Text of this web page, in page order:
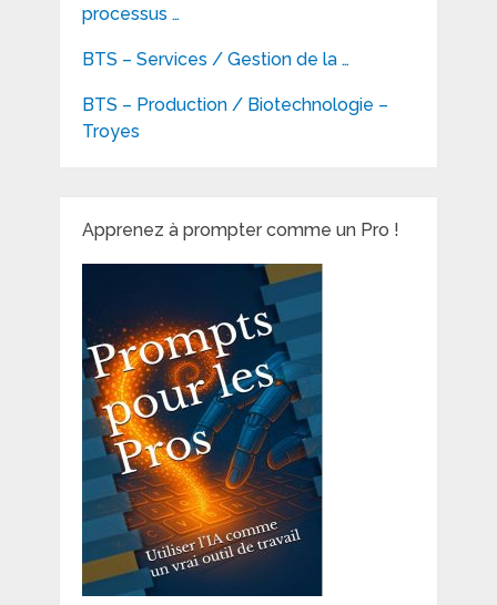
processus …
BTS – Services / Gestion de la …
BTS – Production / Biotechnologie –
Troyes
Apprenez à prompter comme un Pro !